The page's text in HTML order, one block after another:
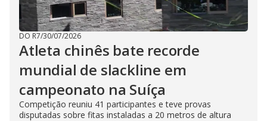
DO R7/30/07/2026
Atleta chinês bate recorde
mundial de slackline em
campeonato na Suíça
Competição reuniu 41 participantes e teve provas
disputadas sobre fitas instaladas a 20 metros de altura